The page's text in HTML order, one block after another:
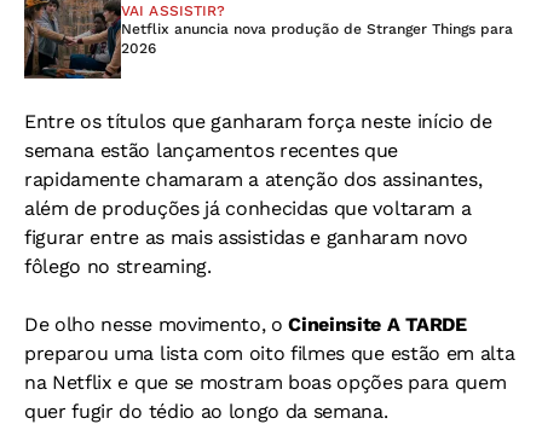
VAI ASSISTIR?
Netflix anuncia nova produção de Stranger Things para
2026
Entre os títulos que ganharam força neste início de
semana estão lançamentos recentes que
rapidamente chamaram a atenção dos assinantes,
além de produções já conhecidas que voltaram a
figurar entre as mais assistidas e ganharam novo
fôlego no streaming.
De olho nesse movimento, oCineinsite A TARDE
preparou uma lista com oito filmes que estão em alta
na Netflix e que se mostram boas opções para quem
quer fugir do tédio ao longo da semana.